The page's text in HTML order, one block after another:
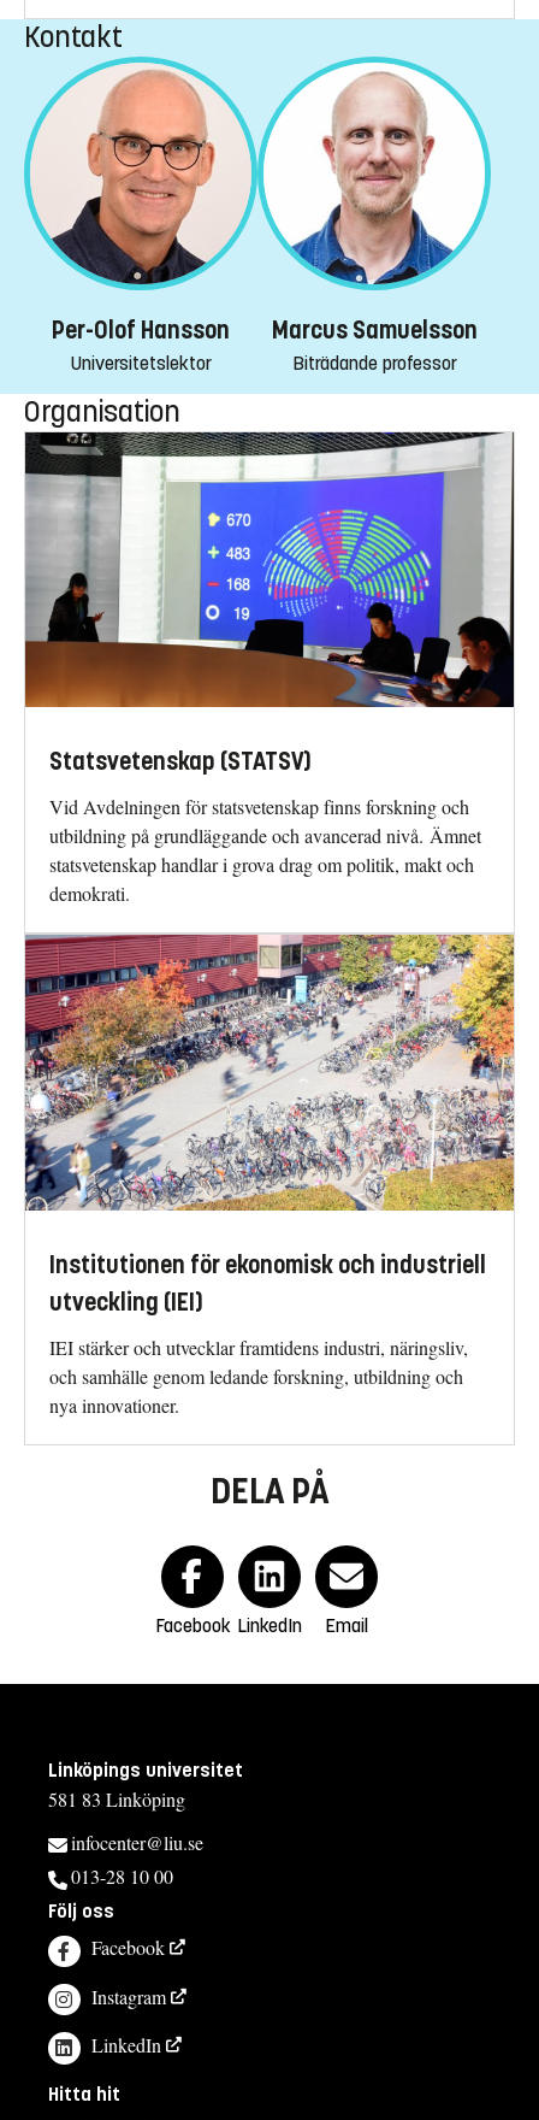
Kontakt
Per-Olof Hansson
Universitetslektor
Marcus Samuelsson
Biträdande professor
Organisation
Statsvetenskap (STATSV)
Vid Avdelningen för statsvetenskap finns forskning och
utbildning på grundläggande och avancerad nivå. Ämnet
statsvetenskap handlar i grova drag om politik, makt och
demokrati.
Institutionen för ekonomisk och industriell
utveckling (IEI)
IEI stärker och utvecklar framtidens industri, näringsliv,
och samhälle genom ledande forskning, utbildning och
nya innovationer.
DELA PÅ
Facebook LinkedIn Email
Linköpings universitet
581 83 Linköping
infocenter@liu.se
013-28 10 00
Följ oss
Facebook
Instagram
LinkedIn
Hitta hit